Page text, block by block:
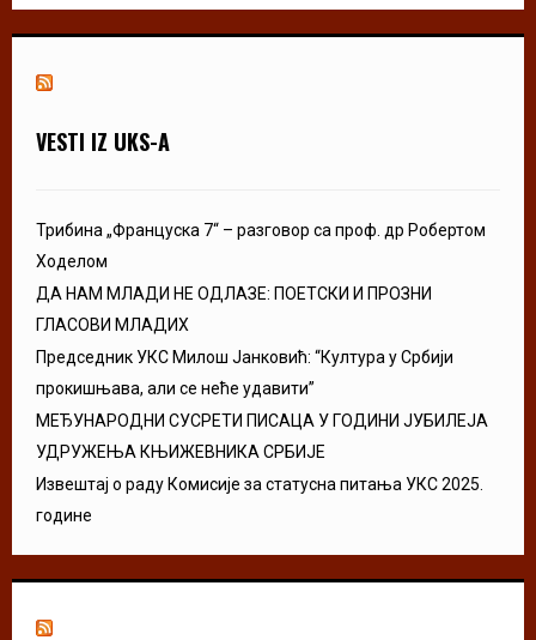
VESTI IZ UKS-A
Трибина „Француска 7“ – разговор са проф. др Робертом
Ходелом
ДА НАМ МЛАДИ НЕ ОДЛАЗЕ: ПОЕТСКИ И ПРОЗНИ
ГЛАСОВИ МЛАДИХ
Председник УКС Милош Јанковић: “Култура у Србији
прокишњава, али се неће удавити”
МЕЂУНАРОДНИ СУСРЕТИ ПИСАЦА У ГОДИНИ ЈУБИЛЕЈА
УДРУЖЕЊА КЊИЖЕВНИКА СРБИЈЕ
Извештај о раду Комисије за статусна питања УКС 2025.
године